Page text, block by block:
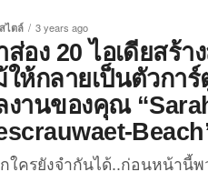
ไตล์ 3 years ago
ส่อง 20 ไอเดียสร้า
ให้กลายเป็นตัวกา
งานของคุณ
ใครยังจำกันได้..ก่อนหน้านี้พ